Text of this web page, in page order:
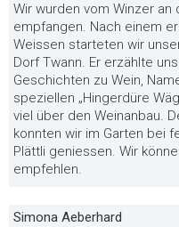
Wir wurden vom Winzer
empfangen. Nach einem
Weissen starteten wir
Dorf Twann. Er erzählte
Geschichten zu Wein,
speziellen „Hingerdüre
viel über den Weinanbau.
konnten wir im Garten bei
Plättli geniessen. Wir
empfehlen.
Simona Aeberhard